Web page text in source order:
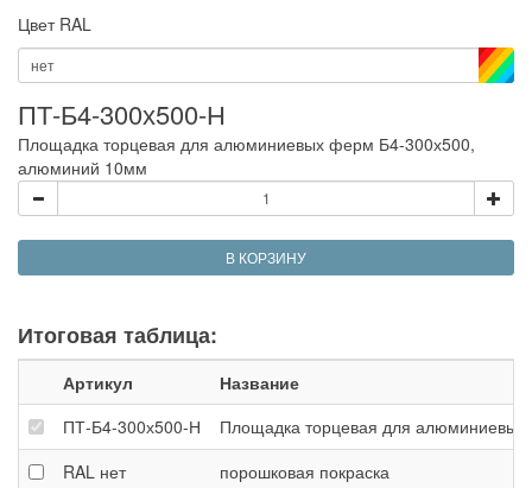
Цвет RAL
нет
ПТ-Б4-300х500-Н
Площадка торцевая для алюминиевых ферм Б4-300х500,
алюминий 10мм
В КОРЗИНУ
Итоговая таблица:
Артикул
Название
ПТ-Б4-300х500-Н
Площадка торцевая для
RAL нет порошковая покраска